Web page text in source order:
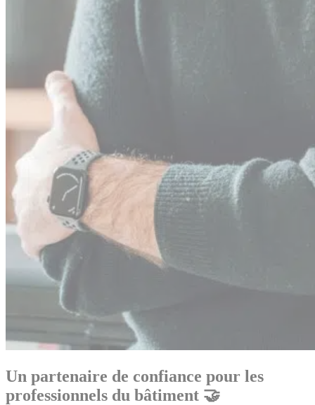
Un partenaire de confiance pour les
professionnels du bâtiment 🤝